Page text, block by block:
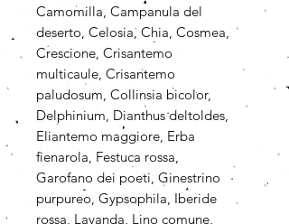
Camomilla, Campanula del
deserto, Celosia, Chia, Cosmea,
Crescione, Crisantemo
multicaule, Crisantemo
paludosum, Collinsia bicolor,
Delphinium, Dianthus deltoldes,
Eliantemo maggiore, Erba
fienarola, Festuca rossa,
Garofano dei poeti, Ginestrino
purpureo, Gypsophila, Iberide
rossa, Lavanda, Lino comune,